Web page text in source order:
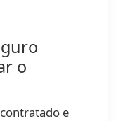
o
e